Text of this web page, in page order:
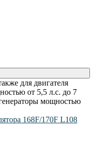
для двигателя
от 5,5 л.с. до 7
мощностью
168F/170F L108